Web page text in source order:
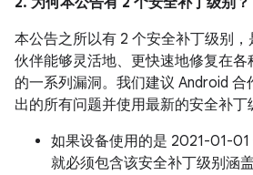
本公告之所以有 2 个安全补丁级别
伙伴能够灵活地、更快速地修复在
的一系列漏洞。我们建议 Android 合
出的所有问题并使用最新的安全补丁
如果设备使用的是 2021-01-01
就必须包含该安全补丁级别涵